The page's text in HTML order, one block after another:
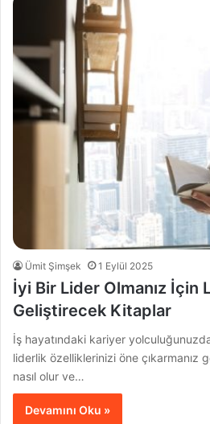
Ümit Şimşek 1 Eylül 2025
İyi Bir Lider Olmanız İçin
Geliştirecek Kitaplar
İş hayatındaki kariyer
liderlik özelliklerinizi öne çıkarmanız
nasıl olur ve…
Devamını Oku »